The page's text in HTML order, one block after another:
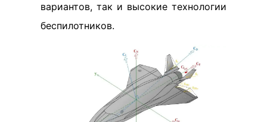
вариантов, так и высокие технологии
беспилотников.